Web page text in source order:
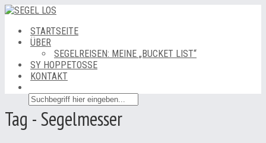
STARTSEITE
ÜBER
SEGELREISEN: MEINE „BUCKET LIST“
SY HOPPETOSSE
KONTAKT
Tag - Segelmesser